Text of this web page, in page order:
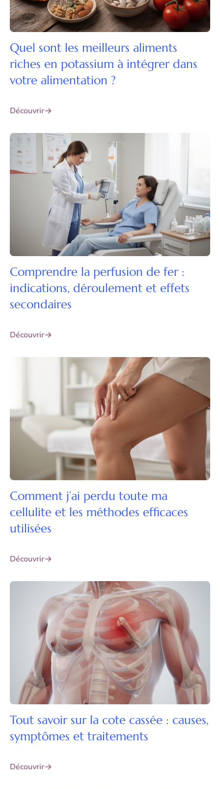
Quel sont les meilleurs aliments
riches en potassium à intégrer dans
votre alimentation ?
Découvrir
Comprendre la perfusion de fer :
indications, déroulement et effets
secondaires
Découvrir
Comment j’ai perdu toute ma
cellulite et les méthodes efficaces
utilisées
Découvrir
Tout savoir sur la cote cassée : causes,
symptômes et traitements
Découvrir